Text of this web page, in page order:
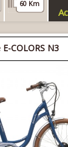
60 Km
COLORS N3